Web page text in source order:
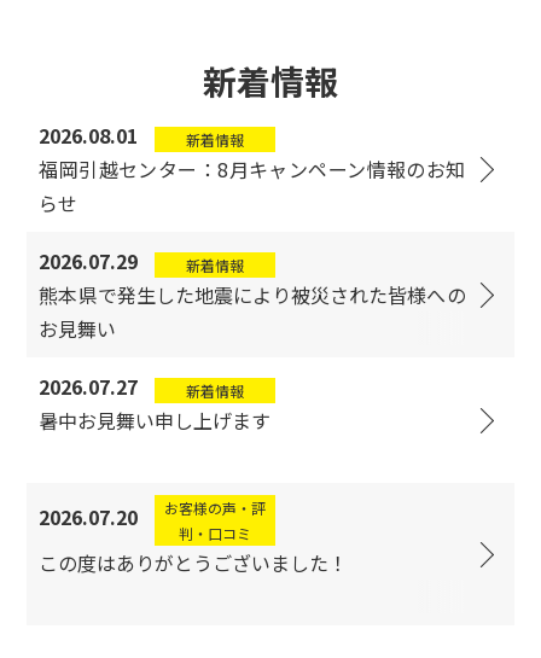
新着情報
2026.08.01 新着情報
福岡引越センター：8月キャンペーン情報のお知
らせ
2026.07.29
新着情報
熊本県で発生した地震により被災された皆様への
お見舞い
2026.07.27
新着情報
暑中お見舞い申し上げます
2026.07.20
お客様の声・評
判・口コミ
この度はありがとうございました！